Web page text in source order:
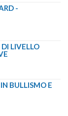
-
LIVELLO
BULLISMO E